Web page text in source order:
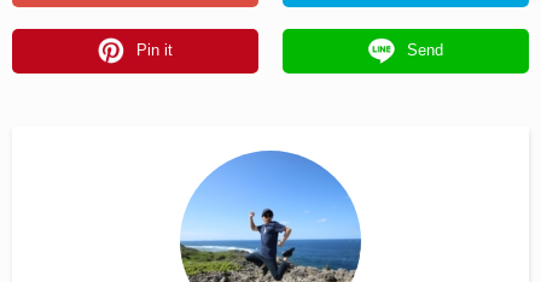
Pin it Send